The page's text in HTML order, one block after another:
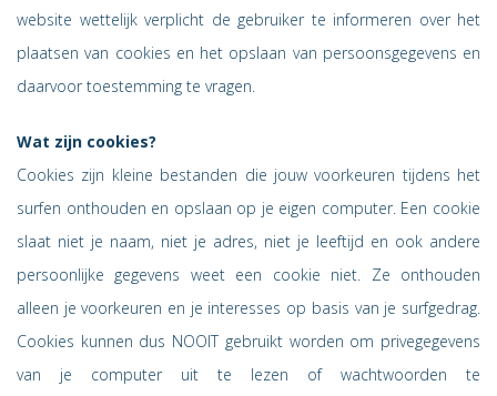
website wettelijk verplicht de gebruiker te informeren over het
plaatsen van cookies en het opslaan van persoonsgegevens en
daarvoor toestemming te vragen.
Wat zijn cookies?
Cookies zijn kleine bestanden die jouw voorkeuren tijdens het
surfen onthouden en opslaan op je eigen computer. Een cookie
slaat niet je naam, niet je adres, niet je leeftijd en ook andere
persoonlijke gegevens weet een cookie niet. Ze onthouden
alleen je voorkeuren en je interesses op basis van je surfgedrag.
Cookies kunnen dus NOOIT gebruikt worden om privegegevens
van je computer uit te lezen of wachtwoorden te